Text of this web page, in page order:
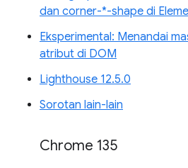
dan corner-*-shape di
Eksperimental: Menandai
atribut di DOM
Lighthouse 12.5.0
Sorotan lain-lain
Chrome 135